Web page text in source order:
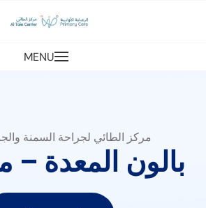
MENU
مركز الطائي لجراحة السمنة
بالون المعدة –